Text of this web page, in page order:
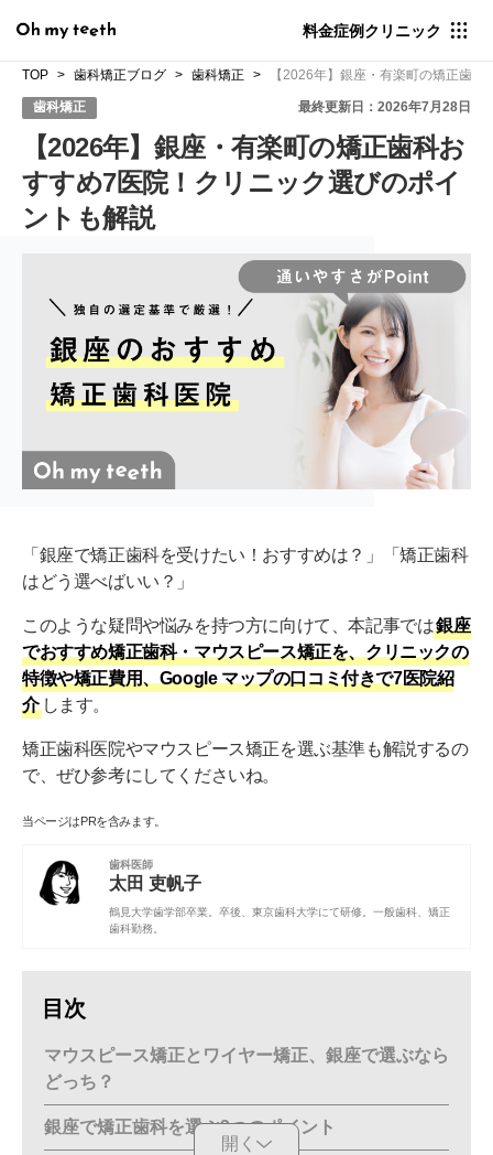
料金症例クリニック
TOP 歯科矯正ブログ 歯科矯正 【2026年】銀座・有楽町の矯正歯
歯科矯正 最終更新日：2026年7月28日
【2026年】銀座・有楽町の矯正歯科お
すすめ7医院！クリニック選びのポイ
ントも解説
「銀座で矯正歯科を受けたい！おすすめは？」「矯正歯科
はどう選べばいい？」
このような疑問や悩みを持つ方に向けて、本記事では銀座
でおすすめ矯正歯科・マウスピース矯正を、クリニックの
特徴や矯正費用、Google マップの口コミ付きで7医院紹
介 します。
矯正歯科医院やマウスピース矯正を選ぶ基準も解説するの
で、ぜひ参考にしてくださいね。
当ページはPRを含みます。
歯科医師
太田 吏帆子
鶴見大学歯学部卒業。卒後、 東京歯科大学にて研修。一般歯科、矯正
歯科勤務。
目次
マウスピース矯正とワイヤー矯正、銀座で選ぶなら
どっち？
銀座で矯正歯科を選ぶ3つのポイント
開く